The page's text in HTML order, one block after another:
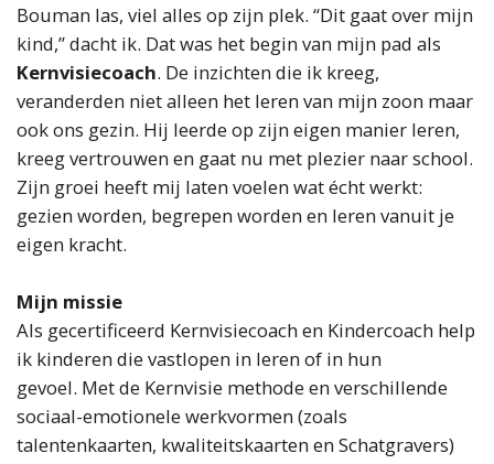
Bouman las, viel alles op zijn plek. “Dit gaat over mijn
kind,” dacht ik. Dat was het begin van mijn pad als
Kernvisiecoach. De inzichten die ik kreeg,
veranderden niet alleen het leren van mijn zoon maar
ook ons gezin. Hij leerde op zijn eigen manier leren,
kreeg vertrouwen en gaat nu met plezier naar school.
Zijn groei heeft mij laten voelen wat écht werkt:
gezien worden, begrepen worden en leren vanuit je
eigen kracht.
Mijn missie
Als gecertificeerd Kernvisiecoach en Kindercoach help
ik kinderen die vastlopen in leren of in hun
gevoel. Met de Kernvisie methode en verschillende
sociaal-emotionele werkvormen (zoals
talentenkaarten, kwaliteitskaarten en Schatgravers)